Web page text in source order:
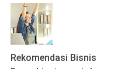
Rekomendasi Bisnis